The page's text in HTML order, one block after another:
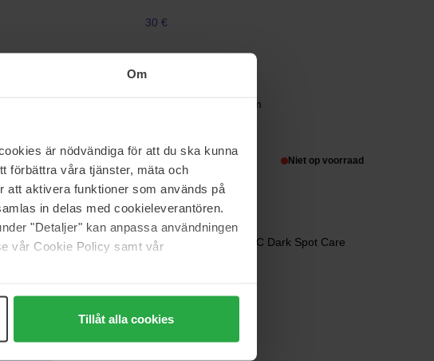
Om
är nödvändiga för att du ska kunna
förbättra våra tjänster, mäta och
att aktivera funktioner som används på
in delas med cookieleverantören.
"Detaljer" kan anpassa användningen
vår Cookie Policy samt vår
Tillåt alla cookies
30 €
Inteca Soothing Cream
Niet op voorraad
C Dark Circle Eye
Niet op voorraad
Goodal
Green Tangerine Vita C Dark Spot Care
33 €